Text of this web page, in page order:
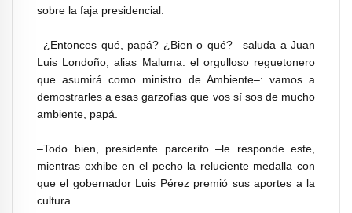
sobre la faja presidencial.
–¿Entonces qué, papá? ¿Bien o qué? –saluda a Juan
Luis Londoño, alias Maluma: el orgulloso reguetonero
que asumirá como ministro de Ambiente–: vamos a
demostrarles a esas garzofias que vos sí sos de mucho
ambiente, papá.
–Todo bien, presidente parcerito –le responde este,
mientras exhibe en el pecho la reluciente medalla con
que el gobernador Luis Pérez premió sus aportes a la
cultura.